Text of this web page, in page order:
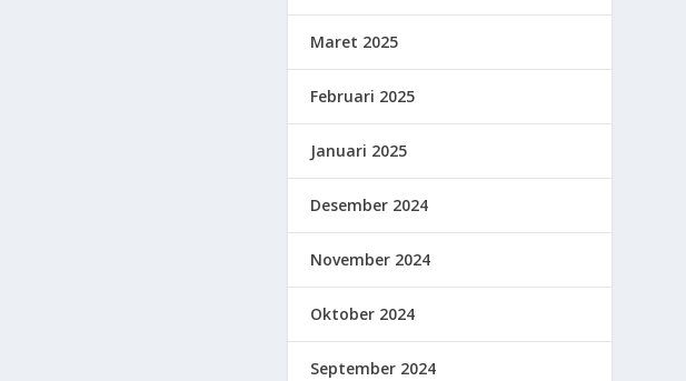
Maret 2025
Februari 2025
Januari 2025
Desember 2024
November 2024
Oktober 2024
September 2024